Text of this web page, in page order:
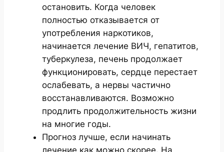
остановить. Когда человек
полностью отказывается от
употребления наркотиков,
начинается лечение ВИЧ, гепатитов,
туберкулеза, печень продолжает
функционировать, сердце перестает
ослабевать, а нервы частично
восстанавливаются. Возможно
продлить продолжительность жизни
на многие годы.
Прогноз лучше, если начинать
лечение как можно скорее. На